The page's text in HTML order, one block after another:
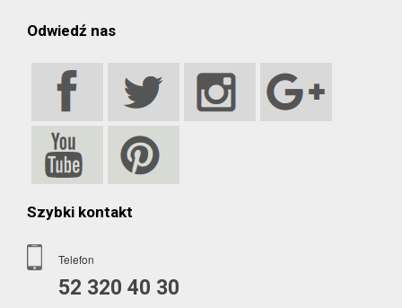
Odwiedź nas
Szybki kontakt
Telefon
52 320 40 30